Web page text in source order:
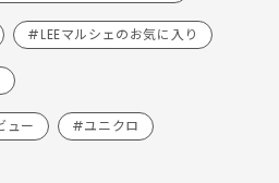
#LEEマルシェのお気に入り
ュー #ユニクロ